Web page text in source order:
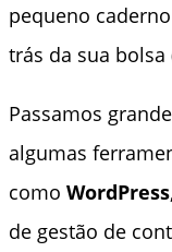
pequeno
trás da sua bolsa
Passamos
algumas
como WordPress
de gestão de